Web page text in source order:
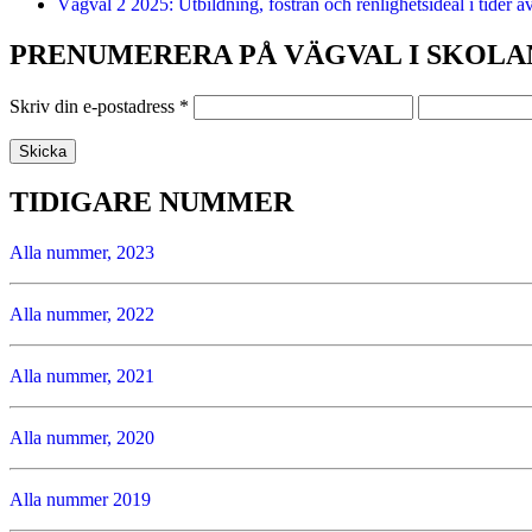
PRENUMERERA PÅ VÄGVAL I
Skriv din e-postadress *
TIDIGARE NUMMER
Alla nummer, 2023
Alla nummer, 2022
Alla nummer, 2021
Alla nummer, 2020
Alla nummer 2019